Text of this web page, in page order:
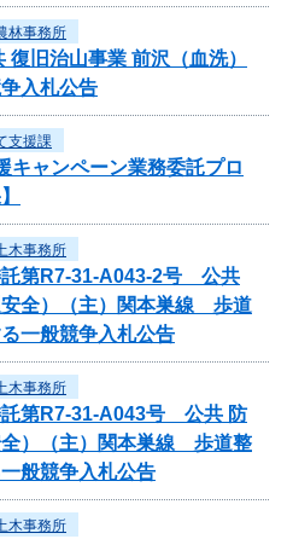
林事務所
復旧治山事業 前沢（血洗）
入札公告
支援課
キャンペーン業務委託プロ
木事務所
託第R7-31-A043-2号 公共
安全）（主）関本巣線 歩道
一般競争入札公告
木事務所
託第R7-31-A043号 公共 防
全）（主）関本巣線 歩道整
般競争入札公告
木事務所